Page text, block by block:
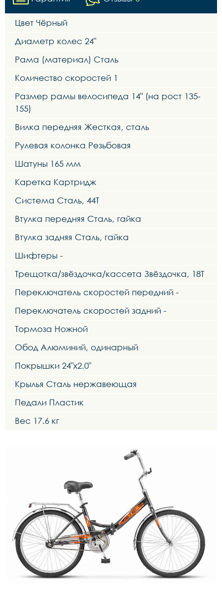
Цвет Чёрный
Диаметр колес 24"
Рама (материал) Сталь
Количество скоростей 1
Размер рамы велосипеда 14" (на рост 135-
155)
Вилка передняя Жесткая, сталь
Рулевая колонка Резьбовая
Шатуны 165 мм
Каретка Картридж
Система Сталь, 44Т
Втулка передняя Сталь, гайка
Втулка задняя Сталь, гайка
Шифтеры -
Трещотка/звёздочка/кассета Звёздочка, 18Т
Переключатель скоростей передний -
Переключатель скоростей задний -
Тормоза Ножной
Обод Алюминий, одинарный
Покрышки 24"x2.0"
Крылья Сталь нержавеющая
Педали Пластик
Вес 17.6 кг